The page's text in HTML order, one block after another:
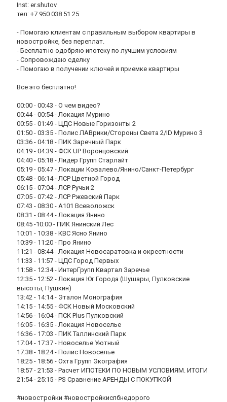
Inst: er.shutov
тел: +7 950 038 51 25
- Помогаю клиентам с правильным выбором квартиры в
новостройке, без переплат.
- Бесплатно одобряю ипотеку по лучшим условиям
- Сопровождаю сделку
- Помогаю в получении ключей и приемке квартиры
Все это бесплатно!
00:00 - 00:43 - О чем видео?
00:44 - 00:54 - Локация Мурино
00:55 - 01:49 - ЦДС Новые Горизонты 2
01:50 - 03:35 - Полис ЛАВрики/Стороны Света 2/ID Мурино 3
03:36 - 04:18 - ПИК Заречный Парк
04:19 - 04:39 - ФСК UP Воронцовский
04:40 - 05:18 - Лидер Групп Старлайт
05:19 - 05:47 - Локации Ковалево/Янино/Санкт-Петербург
05:48 - 06:14 - ЛСР Цветной Город
06:15 - 07:04 - ЛСР Ручьи 2
07:05 - 07:42 - ЛСР Ржевский Парк
07:43 - 08:30 - А101 Всеволожск
08:31 - 08:44 - Локация Янино
08:45 -10:00 - ПИК Янинский Лес
10:01 - 10:38 - КВС Ясно Янино
10:39 - 11:20 - Про Янино
11:21 - 08:44 - Локация Новосаратовка и окрестности
11:33 - 11:57 - ЦДС Город Первых
11:58 - 12:34 - ИнтерГрупп Квартал Заречье
12:35 - 12:52 - Локация Юг Города (Шушары, Пулковские
высоты, Пушкин)
13:42 - 14:14 - Эталон Монография
14:15 - 14:55 - ФСК Новый Московский
14:56 - 16:04 - ПСК Plus Пулковский
16:05 - 16:35 - Локация Новоселье
16:36 - 17:03 - ПИК Таллинский Парк
17:04 - 17:37 - Новоселье Уютный
17:38 - 18:24 - Полис Новоселье
18:25 - 18:56 - Охта Групп Экография
18:57 - 21:53 - Расчет ИПОТЕКИ ПО НОВЫМ УСЛОВИЯМ. ИТОГИ
21:54 - 25:15 - PS Сравнение АРЕНДЫ С ПОКУПКОЙ
#новостройки #новостройкиспбнедорого